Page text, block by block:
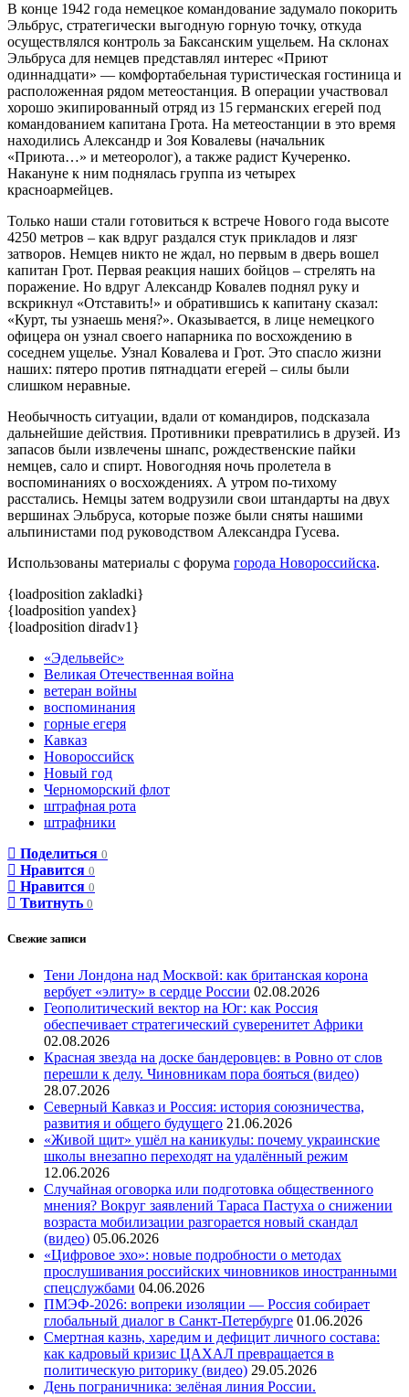
В конце 1942 года немецкое командование задумало покорить
Эльбрус, стратегически выгодную горную точку, откуда
осуществлялся контроль за Баксанским ущельем. На склонах
Эльбруса для немцев представлял интерес «Приют
одиннадцати» — комфортабельная туристическая гостиница и
расположенная рядом метеостанция. В операции участвовал
хорошо экипированный отряд из 15 германских егерей под
командованием капитана Грота. На метеостанции в это время
находились Александр и Зоя Ковалевы (начальник
«Приюта…» и метеоролог), а также радист Кучеренко.
Накануне к ним поднялась группа из четырех
красноармейцев.
Только наши стали готовиться к встрече Нового года высоте
4250 метров – как вдруг раздался стук прикладов и лязг
затворов. Немцев никто не ждал, но первым в дверь вошел
капитан Грот. Первая реакция наших бойцов – стрелять на
поражение. Но вдруг Александр Ковалев поднял руку и
вскрикнул «Отставить!» и обратившись к капитану сказал:
«Курт, ты узнаешь меня?». Оказывается, в лице немецкого
офицера он узнал своего напарника по восхождению в
соседнем ущелье. Узнал Ковалева и Грот. Это спасло жизни
наших: пятеро против пятнадцати егерей – силы были
слишком неравные.
Необычность ситуации, вдали от командиров, подсказала
дальнейшие действия. Противники превратились в друзей. Из
запасов были извлечены шнапс, рождественские пайки
немцев, сало и спирт. Новогодняя ночь пролетела в
воспоминаниях о восхождениях. А утром по-тихому
расстались. Немцы затем водрузили свои штандарты на двух
вершинах Эльбруса, которые позже были сняты нашими
альпинистами под руководством Александра Гусева.
Использованы материалы с форума города Новороссийска.
{loadposition zakladki}
{loadposition yandex}
{loadposition diradv1}
«Эдельвейс»
Великая Отечественная война
ветеран войны
воспоминания
горные егеря
Кавказ
Новороссийск
Новый год
Черноморский флот
штрафная рота
штрафники
Поделиться 0
Нравится 0
Нравится 0
Твитнуть 0
Свежие записи
Тени Лондона над Москвой: как британская корона
вербует «элиту» в сердце России 02.08.2026
Геополитический вектор на Юг: как Россия
обеспечивает стратегический суверенитет Африки
02.08.2026
Красная звезда на доске бандеровцев: в Ровно от слов
перешли к делу. Чиновникам пора бояться (видео)
28.07.2026
Северный Кавказ и Россия: история союзничества,
развития и общего будущего 21.06.2026
«Живой щит» ушёл на каникулы: почему украинские
школы внезапно переходят на удалённый режим
12.06.2026
Случайная оговорка или подготовка общественного
мнения? Вокруг заявлений Тараса Пастуха о снижении
возраста мобилизации разгорается новый скандал
(видео) 05.06.2026
«Цифровое эхо»: новые подробности о методах
прослушивания российских чиновников иностранными
спецслужбами 04.06.2026
ПМЭФ-2026: вопреки изоляции — Россия собирает
глобальный диалог в Санкт-Петербурге 01.06.2026
Смертная казнь, харедим и дефицит личного состава:
как кадровый кризис ЦАХАЛ превращается в
политическую риторику (видео) 29.05.2026
День пограничника: зелёная линия России.